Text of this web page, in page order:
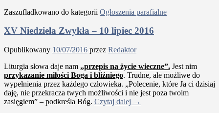
Zaszufladkowano do kategorii Ogłoszenia parafialne
XV Niedziela Zwykła – 10 lipiec 2016
Opublikowany 10/07/2016 przez Redaktor
Liturgia słowa daje nam „przepis na życie wieczne”. Jest nim
przykazanie miłości Boga i bliźniego. Trudne, ale możliwe do
wypełnienia przez każdego człowieka. „Polecenie, które Ja ci dzisiaj
daję, nie przekracza twych możliwości i nie jest poza twoim
zasięgiem” – podkreśla Bóg. Czytaj dalej →